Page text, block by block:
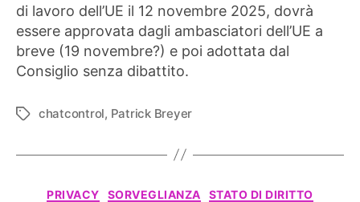
di lavoro dell’UE il 12 novembre 2025, dovrà
essere approvata dagli ambasciatori dell’UE a
breve (19 novembre?) e poi adottata dal
Consiglio senza dibattito.
Tag chatcontrol, Patrick Breyer
Categorie
PRIVACY SORVEGLIANZA STATO DI DIRITTO